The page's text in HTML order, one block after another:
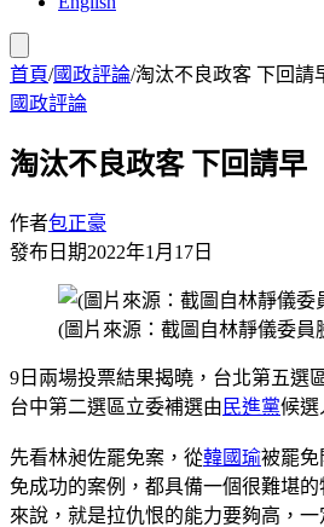
首頁/國政評論/淘汰不良政客 下回請
國政評論
淘汰不良政客 下回請早
作者包正豪
發布日期2022年1月17日
(圖片來源：截圖自林靜儀委員
9日兩場投票結果揭曉，台北第五選
台中第二選區立委補選由 民進黨候選
先看林昶佐罷免案，從韓國瑜被罷免
免成功的案例，都具備一個很難堪
來說，就是拉仇恨的能力要夠高，